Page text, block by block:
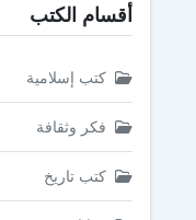
أقسام الكتب
كتب إسلامية
فكر وثقافة
كتب تاريخ